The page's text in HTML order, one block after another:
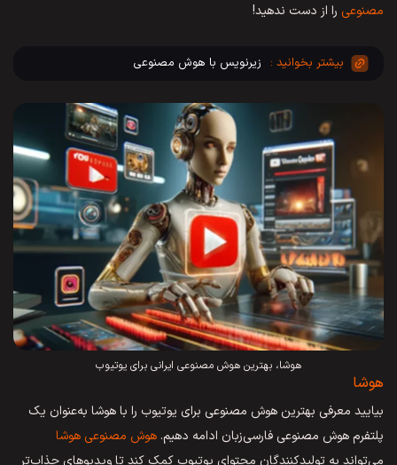
مصنوعی را از دست ندهید!
زیرنویس با هوش مصنوعی
هوشا، بهترین هوش مصنوعی ایرانی برای یوتیوب
هوشا
بیایید معرفی بهترین هوش مصنوعی برای یوتیوب را با هوشا به‌عنوان یک
پلتفرم هوش مصنوعی فارسی‌زبان ادامه دهیم. هوش مصنوعی هوشا
می‌تواند به تولیدکنندگان محتوای یوتیوب کمک کند تا ویدیوهای جذاب‌تر